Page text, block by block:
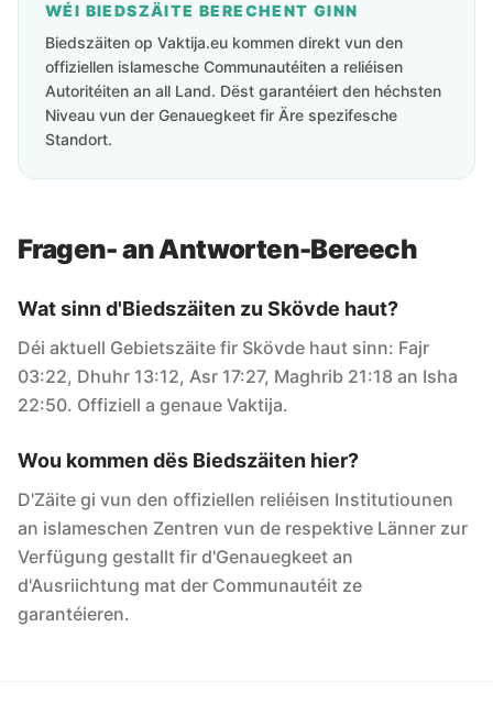
WÉI BIEDSZÄITE BERECHENT GINN
Biedszäiten op Vaktija.eu kommen direkt vun den
offiziellen islamesche Communautéiten a reliéisen
Autoritéiten an all Land. Dëst garantéiert den héchsten
Niveau vun der Genauegkeet fir Äre spezifesche
Standort.
Fragen- an Antworten-Bereech
Wat sinn d'Biedszäiten zu Skövde haut?
Déi aktuell Gebietszäite fir Skövde haut sinn: Fajr
03:22, Dhuhr 13:12, Asr 17:27, Maghrib 21:18 an Isha
22:50. Offiziell a genaue Vaktija.
Wou kommen dës Biedszäiten hier?
D'Zäite gi vun den offiziellen reliéisen Institutiounen
an islameschen Zentren vun de respektive Länner zur
Verfügung gestallt fir d'Genauegkeet an
d'Ausriichtung mat der Communautéit ze
garantéieren.